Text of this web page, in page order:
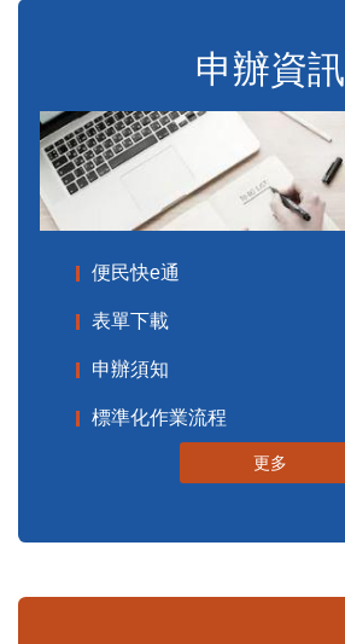
申辦資訊
便民快e通
表單下載
申辦須知
標準化作業流程
更多